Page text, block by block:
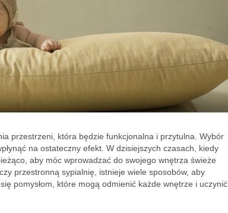
przestrzeni, która będzie funkcjonalna i przytulna. Wybór
na ostateczny efekt. W dzisiejszych czasach, kiedy
aby móc wprowadzać do swojego wnętrza świeże
przestronną sypialnię, istnieje wiele sposobów, aby
pomysłom, które mogą odmienić każde wnętrze i uczynić